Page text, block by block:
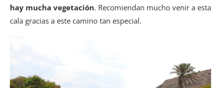
hay mucha vegetación. Recomiendan mucho venir a esta
cala gracias a este camino tan especial.